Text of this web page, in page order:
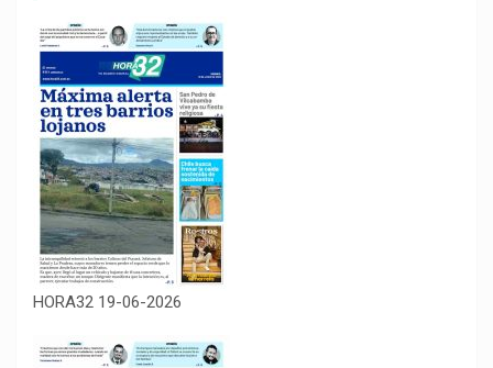
HORA32 19-06-2026